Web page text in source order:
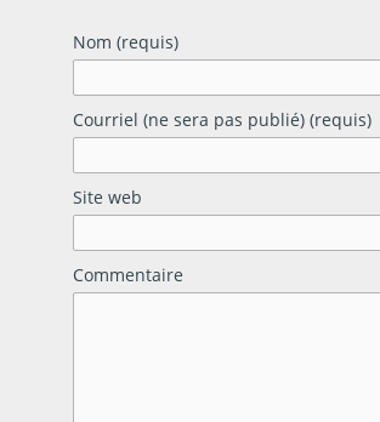
Nom (requis)
Courriel (ne sera pas publié) (requis)
Site web
Commentaire